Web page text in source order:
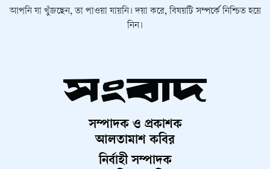
আপনি যা খুঁজছেন, তা পাওয়া যায়নি। দয়া করে, বিষয়টি সম্পর্কে নিশ্চিত হয়ে
নিন।
সম্পাদক ও প্রকাশক
আলতামাশ কবির
নির্বাহী সম্পাদক